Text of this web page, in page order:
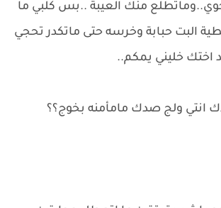
منك العيبة ..بس كلبي ما
البت حبابة وخرسه حتى ماتكدر تحجي
اختك خليني يمكم..
انتي ولج صدك مامأمنه بخوج؟؟